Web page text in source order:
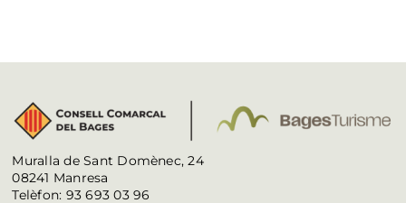
Muralla de Sant Domènec, 24
08241 Manresa
Telèfon: 93 693 03 96